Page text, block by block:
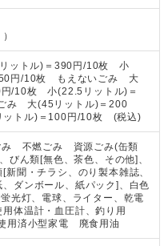
）
ットル)＝390円/10枚 小
円/10枚 もえないごみ 大
/10枚 小(22.5リットル)＝
み 大(45リットル)＝200
トル)＝100円/10枚 (税込)
み 不燃ごみ 資源ごみ(缶類
びん類[無色、茶色、その他]、
新聞・チラシ、のり製本雑誌、
ダンボール、紙パック]、白色
光灯、電球、ライター、乾電
体温計・血圧計、釣り用
用済小型家電 廃食用油